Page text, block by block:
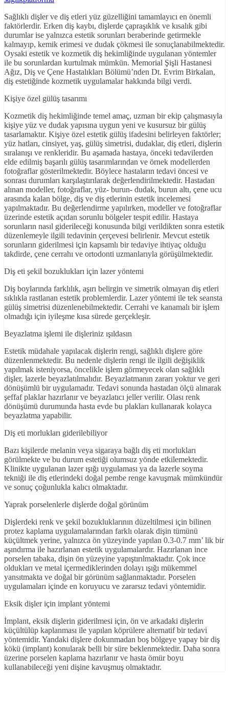
Sağlıklı dişler ve diş etleri yüz güzelliğini tamamlayıcı en önemli
faktörlerdir. Erken diş kaybı, dişlerde çapraşıklık ve kısalık gibi
durumlar ise yalnızca estetik sorunları beraberinde getirmekle
kalmayıp, kemik erimesi ve dudak çökmesi ile sonuçlanabilmektedir.
Oysaki estetik ve kozmetik diş hekimliğinde uygulanan yöntemler
ile bu sorunlardan kurtulmak mümkün. Memorial Şişli Hastanesi
Ağız, Diş ve Çene Hastalıkları Bölümü’nden Dt. Evrim Birkalan,
diş estetiğinde kozmetik uygulamalar hakkında bilgi verdi.
Kişiye özel gülüş tasarımı
Kozmetik diş hekimliğinde temel amaç, uzman bir ekip çalışmasıyla
kişiye yüz ve dudak yapısına uygun yeni ve kusursuz bir gülüş
tasarlamaktır. Kişiye özel estetik gülüş ifadesini belirleyen faktörler;
yüz hatları, cinsiyet, yaş, gülüş simetrisi, dudaklar, diş etleri, dişlerin
sıralanışı ve renkleridir. Bu aşamada hastaya, önceki tedavilerden
elde edilmiş başarılı gülüş tasarımlarından ve örnek modellerden
fotoğraflar gösterilmektedir. Böylece hastaların tedavi öncesi ve
sonrası durumları karşılaştırılarak değerlendirilmektedir. Hastadan
alınan modeller, fotoğraflar, yüz- burun- dudak, burun altı, çene ucu
arasında kalan bölge, diş ve diş etlerinin estetik incelemesi
yapılmaktadır. Bu değerlendirme yapılırken, modeller ve fotoğraflar
üzerinde estetik açıdan sorunlu bölgeler tespit edilir. Hastaya
sorunların nasıl giderileceği konusunda bilgi verildikten sonra estetik
düzenlemeyle ilgili tedavinin çerçevesi belirlenir. Mevcut estetik
sorunların giderilmesi için kapsamlı bir tedaviye ihtiyaç olduğu
takdirde, çene cerrahı ve ortodonti uzmanlarıyla görüşülmektedir.
Diş eti şekil bozuklukları için lazer yöntemi
Diş boylarında farklılık, aşırı belirgin ve simetrik olmayan diş etleri
sıklıkla rastlanan estetik problemlerdir. Lazer yöntemi ile tek seansta
gülüş simetrisi düzenlenebilmektedir. Cerrahi ve kanamalı bir işlem
olmadığı için iyileşme kısa sürede gerçekleşir.
Beyazlatma işlemi ile dişleriniz ışıldasın
Estetik müdahale yapılacak dişlerin rengi, sağlıklı dişlere göre
düzenlenmektedir. Bu nedenle dişlerin rengi ile ilgili değişiklik
yapılmak isteniyorsa, öncelikle işlem görmeyecek olan sağlıklı
dişler, lazerle beyazlatılmalıdır. Beyazlatmanın zararı yoktur ve geri
dönüşümlü bir uygulamadır. Tedavi sonunda hastadan ölçü alınarak
şeffaf plaklar hazırlanır ve beyazlatıcı jeller verilir. Olası renk
dönüşümü durumunda hasta evde bu plakları kullanarak kolayca
beyazlatma yapabilir.
Diş eti morlukları giderilebiliyor
Bazı kişilerde melanin veya sigaraya bağlı diş eti morlukları
görülmekte ve bu durum estetiği olumsuz yönde etkilemektedir.
Klinikte uygulanan lazer ışığı uygulaması ya da lazerle soyma
tekniği ile diş etlerindeki doğal pembe renge kavuşmak mümkündür
ve sonuç çoğunlukla kalıcı olmaktadır.
Yaprak porselenlerle dişlerde doğal görünüm
Dişlerdeki renk ve şekil bozukluklarının düzeltilmesi için bilinen
protez kaplama uygulamalarından farklı olarak dişin tümünü
küçültmek yerine, yalnızca ön yüzeyinde yapılan 0.3-0.7 mm’ lik bir
aşındırma ile hazırlanan estetik uygulamalardır. Hazırlanan ince
porselen tabaka, dişin ön yüzeyine yapıştırılmaktadır. Çok ince
oldukları ve metal içermediklerinden dolayı ışığı mükemmel
yansıtmakta ve doğal bir görünüm sağlanmaktadır. Porselen
uygulamaları içinde en koruyucu ve zararsız tedavi yöntemidir.
Eksik dişler için implant yöntemi
İmplant, eksik dişlerin giderilmesi için, ön ve arkadaki dişlerin
küçültülüp kaplanması ile yapılan köprülere alternatif bir tedavi
yöntemidir. Yandaki dişlere dokunmadan boş bölgeye yapay bir diş
kökü (implant) konularak belli bir süre beklenmektedir. Daha sonra
üzerine porselen kaplama hazırlanır ve hasta ömür boyu
kullanabileceği yeni dişine kavuşmuş olmaktadır.